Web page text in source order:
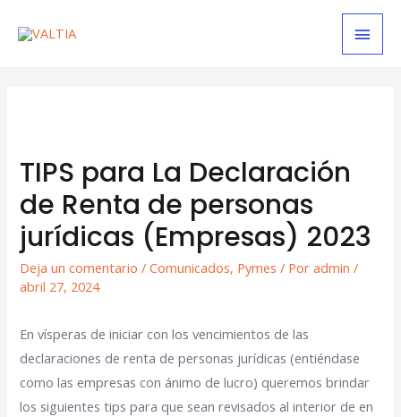
TIPS para La Declaración
de Renta de personas
jurídicas (Empresas) 2023
Deja un comentario /Comunicados, Pymes / Poradmin /
abril 27, 2024
En vísperas de iniciar con los vencimientos de las
declaraciones de renta de personas jurídicas (entiéndase
como las empresas con ánimo de lucro) queremos brindar
los siguientes tips para que sean revisados al interior de en